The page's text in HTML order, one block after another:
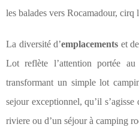
les balades vers Rocamadour,
La diversité d’emplacements et
Lot reflète l’attention portée
transformant un simple lot
sejour exceptionnel, qu’il
riviere ou d’un séjour à camping